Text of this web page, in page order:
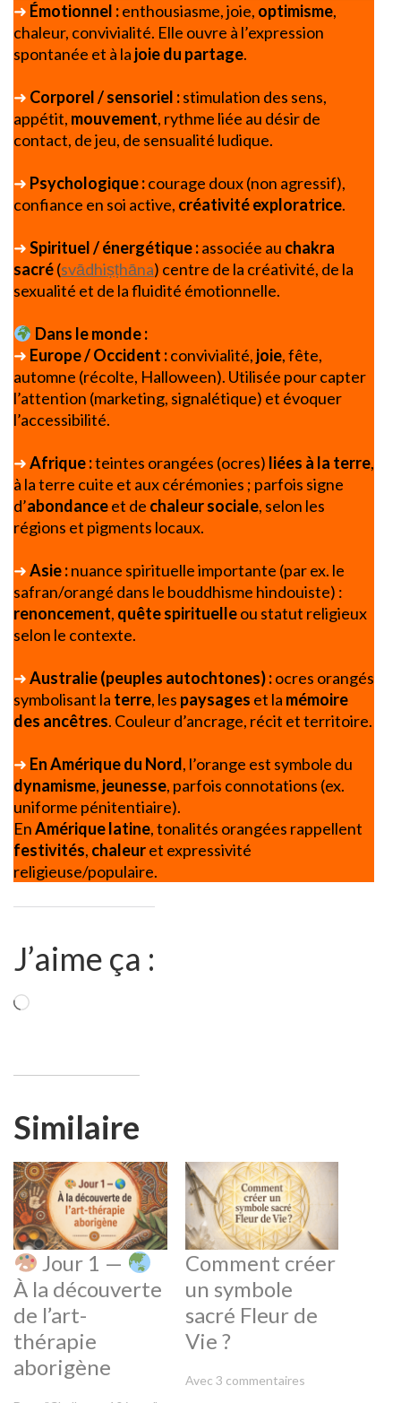
➜ Émotionnel :enthousiasme, joie, optimisme,
chaleur, convivialité. Elle ouvre à l’expression
spontanée et à la joie du partage.
➜ Corporel / sensoriel :stimulation des sens,
appétit, mouvement, rythme liée au désir de
contact, de jeu, de sensualité ludique.
➜ Psychologique :courage doux (non agressif),
confiance en soi active, créativité exploratrice.
➜Spirituel / énergétique :associée au chakra
sacré(svādhiṣṭhāna) centre de la créativité, de la
sexualité et de la fluidité émotionnelle.
Dans le monde :
➜ Europe / Occident :convivialité, joie, fête,
automne (récolte, Halloween). Utilisée pour capter
l’attention (marketing, signalétique) et évoquer
l’accessibilité.
➜Afrique :teintes orangées (ocres) liées à la terre,
à la terre cuite et aux cérémonies ; parfois signe
d’abondanceet de chaleur sociale, selon les
régions et pigments locaux.
➜Asie :nuance spirituelle importante (par ex. le
safran/orangé dans le bouddhisme hindouiste) :
renoncement, quête spirituelleou statut religieux
selon le contexte.
➜Australie (peuples autochtones) :ocres orangés
symbolisant la terre, les paysages et la mémoire
des ancêtres. Couleur d’ancrage, récit et territoire.
➜ EnAmérique du Nord, l’orange est symbole du
dynamisme, jeunesse, parfois connotations (ex.
uniforme pénitentiaire).
EnAmérique latine, tonalités orangées rappellent
festivités, chaleuret expressivité
religieuse/populaire.
J’aime ça :
Chargement…
Similaire
Jour 1 —
À la découverte
de l’art-
thérapie
aborigène
Comment créer
un symbole
sacré Fleur de
Vie ?
Avec 3 commentaires